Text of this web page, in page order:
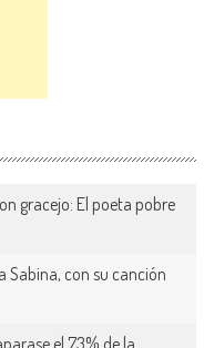
gracejo: El poeta pobre
Sabina, con su canción